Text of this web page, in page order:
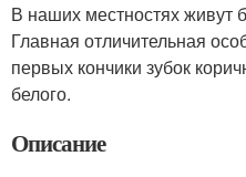
В наших местностях живут
Главная отличительная
первых кончики зубок
белого.
Описание